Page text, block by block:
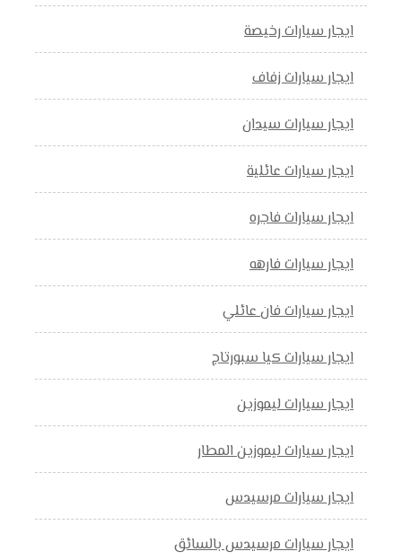
ايجار سيارات رخيصة
ايجار سيارات زفاف
ايجار سيارات سيدان
ايجار سيارات عائلية
ايجار سيارات فاجره
ايجار سيارات فارهه
ايجار سيارات فان عائلي
ايجار سيارات كيا سبورتاج
ايجار سيارات ليموزين
ايجار سيارات ليموزين المطار
ايجار سيارات مرسيدس
ايجار سيارات مرسيدس بالسائق